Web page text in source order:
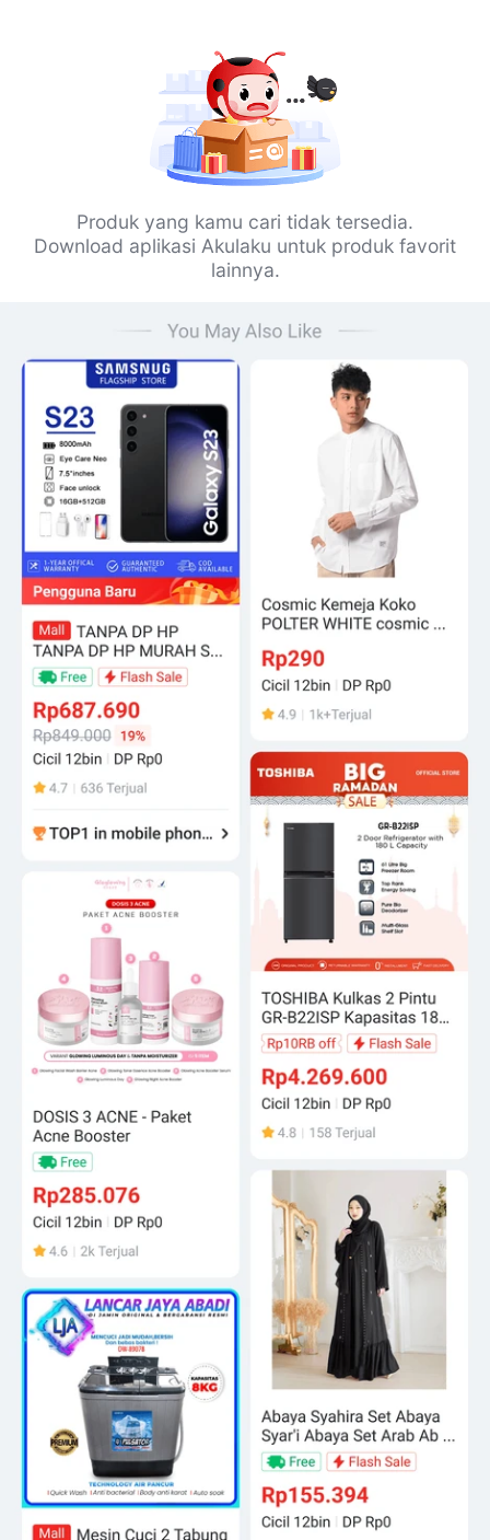
Produk yang kamu cari tidak tersedia.
Download aplikasi Akulaku untuk produk favorit
lainnya.